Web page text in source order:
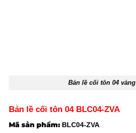
Bản lề cối tôn 04 vàng
Bản lề cối tôn 04 BLC04-ZVA
Mã sản phẩm:BLC04-ZVA